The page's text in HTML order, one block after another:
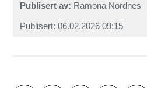
Publisert av Ramona Nordnes
Publisert 06.02.2026 09:15